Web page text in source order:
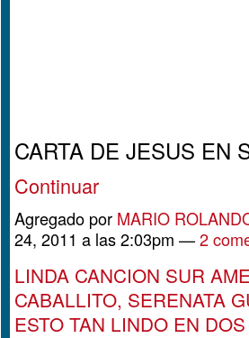
CARTA DE JESUS EN
Continuar
Agregado por MARIO
24, 2011 a las 2:03pm —2
LINDA CANCION SUR
CABALLITO, SERENATA
ESTO TAN LINDO EN